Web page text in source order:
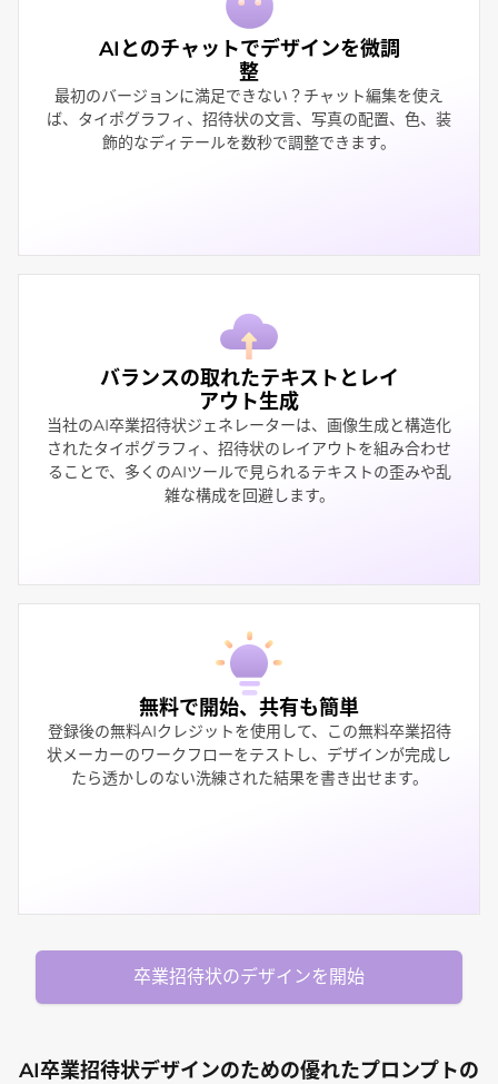
AIとのチャットでデザインを微調
整
最初のバージョンに満足できない？チャット編集を使え
ば、タイポグラフィ、招待状の文言、写真の配置、色、装
飾的なディテールを数秒で調整できます。
バランスの取れたテキストとレイ
アウト生成
当社のAI卒業招待状ジェネレーターは、画像生成と構造化
されたタイポグラフィ、招待状のレイアウトを組み合わせ
ることで、多くのAIツールで見られるテキストの歪みや乱
雑な構成を回避します。
無料で開始、共有も簡単
登録後の無料AIクレジットを使用して、この無料卒業招待
状メーカーのワークフローをテストし、デザインが完成し
たら透かしのない洗練された結果を書き出せます。
卒業招待状のデザインを開始
AI卒業招待状デザインのための優れたプロンプトの